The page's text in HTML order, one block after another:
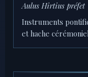
Aulus Hirtius préfet
Instruments
et hache